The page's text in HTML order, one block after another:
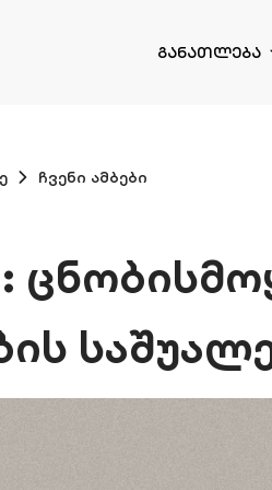
ᲒᲐᲜᲐᲗᲚᲔᲑᲐ
ჩვენი ამბები